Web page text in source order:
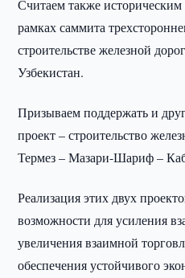
Считаем также
рамках саммита
строительстве железной
Узбекистан.
Призываем поддержать и
проект – строительство
Термез – Мазари-Шариф –
Реализация этих двух
возможности для усиления
увеличения взаимной
обеспечения устойчивого